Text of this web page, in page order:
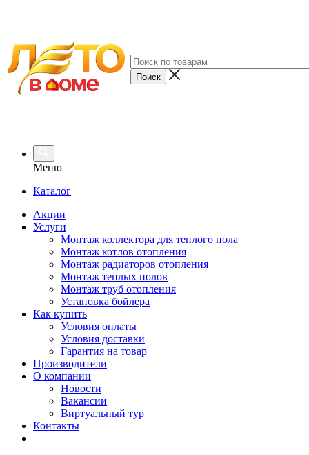
Меню
Каталог
Акции
Услуги
Монтаж коллектора для теплого пола
Монтаж котлов отопления
Монтаж радиаторов отопления
Монтаж теплых полов
Монтаж труб отопления
Установка бойлера
Как купить
Условия оплаты
Условия доставки
Гарантия на товар
Производители
О компании
Новости
Вакансии
Виртуальный тур
Контакты